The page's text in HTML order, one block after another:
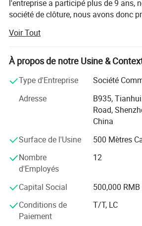
l'entreprise a participé plus de 9 ans,
société de clôture, nous avons donc
annulées, les fermetures, etc.
produit qui a été considérablement
vendu rapidement sont les produits
gadgets/produits, articles pour
outils et produits de cuisine, de
Home Decor etc. Notre but est de
la plupart des produits de valeur.
Voir Tout
À propos de notre Usine &
Type d'Entreprise
Société
Adresse
B935,
Road,
China
Surface de l'Usine
500 Mètres
Nombre
d'Employés
12
Capital Social
500,000 RMB
Conditions de
Paiement
T/T, LC